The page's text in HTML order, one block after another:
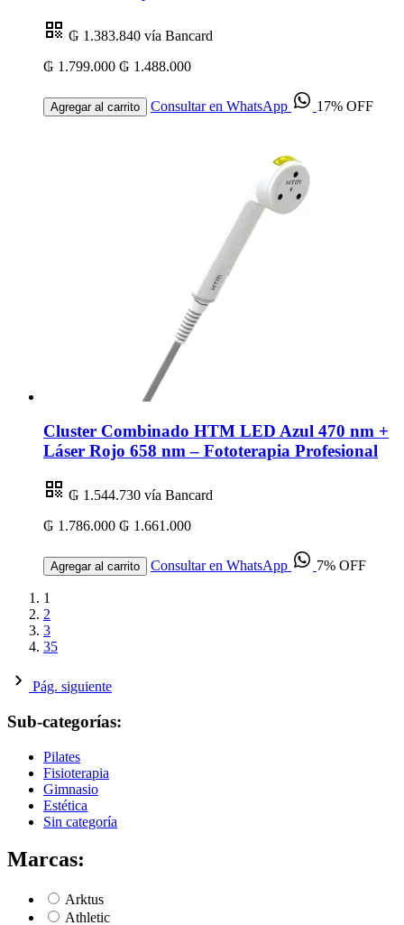
₲ 1.383.840 vía Bancard
₲ 1.799.000 ₲ 1.488.000
Agregar al carrito Consultar en WhatsApp 17% OFF
Cluster Combinado HTM LED Azul 470 nm +
Láser Rojo 658 nm – Fototerapia Profesional
₲ 1.544.730 vía Bancard
₲ 1.786.000 ₲ 1.661.000
Agregar al carrito Consultar en WhatsApp 7% OFF
1
2
3
35
Pág. siguiente
Sub-categorías:
Pilates
Fisioterapia
Gimnasio
Estética
Sin categoría
Marcas:
Arktus
Athletic